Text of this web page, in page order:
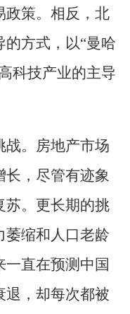
政策。相反，北
方式，以“曼哈
科技产业的主导
战。房地产市场
长，尽管有迹象
苏。更长期的挑
萎缩和人口老龄
直在预测中国
退，却每次都被